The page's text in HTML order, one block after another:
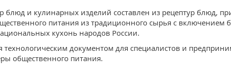
блюд и кулинарных изделий составлен из рецептур блюд,
питания из традиционного сырья с включением
кухонь народов России.
технологическим документом для специалистов и
общественного питания.